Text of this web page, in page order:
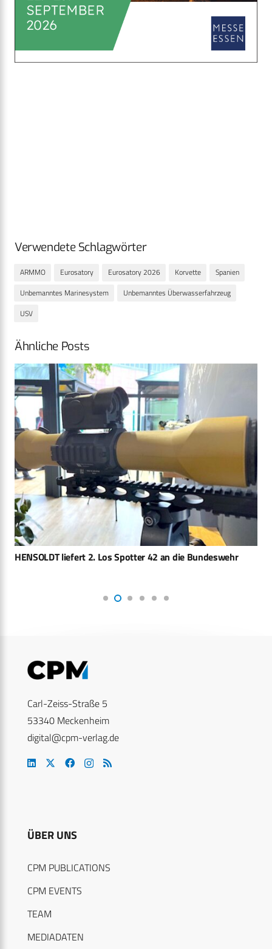
Verwendete Schlagwörter
ARMMO Eurosatory Eurosatory 2026 Korvette
Spanien
Unbemanntes Marinesystem
Unbemanntes Überwasserfahrzeug
USV
Ähnliche Posts
HENSOLDT liefert 2. Los Spotter 42 an die Bundeswehr
Carl-Zeiss-Straße 5
53340 Meckenheim
digital@cpm-verlag.de
ÜBER UNS
CPM PUBLICATIONS
CPM EVENTS
TEAM
MEDIADATEN